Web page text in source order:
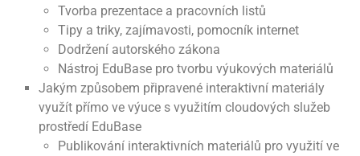
Tvorba prezentace a pracovních listů
Tipy a triky, zajímavosti, pomocník internet
Dodržení autorského zákona
Nástroj EduBase pro tvorbu výukových materiálů
Jakým způsobem připravené interaktivní materiály
využít přímo ve výuce s využitím cloudových služeb
prostředí EduBase
Publikování interaktivních materiálů pro využití ve